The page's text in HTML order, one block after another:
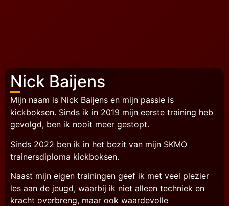
Nick Baijens
Mijn naam is Nick Baijens en mijn passie is
kickboksen. Sinds ik in 2019 mijn eerste training heb
gevolgd, ben ik nooit meer gestopt.
Sinds 2022 ben ik in het bezit van mijn SKMO
trainersdiploma kickboksen.
Naast mijn eigen trainingen geef ik met veel plezier
les aan de jeugd, waarbij ik niet alleen techniek en
kracht overbreng, maar ook waardevolle